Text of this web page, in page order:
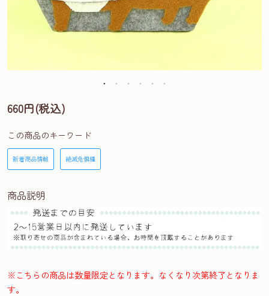
660円(税込)
この商品のキーワード
新着商品情報 絶滅危惧種
商品説明
※こちらの商品は数量限定となります。なくなり次第終了となりま
す。